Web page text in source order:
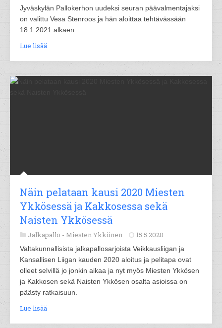
Jyväskylän Pallokerhon uudeksi seuran päävalmentajaksi
on valittu Vesa Stenroos ja hän aloittaa tehtävässään
18.1.2021 alkaen.
Lue lisää
Näin pelataan kausi 2020 Miesten
Ykkösessä ja Kakkosessa sekä
Naisten Ykkösessä
Jalkapallo - Miesten Ykkönen 15.5.2020
Valtakunnallisista jalkapallosarjoista Veikkausliigan ja
Kansallisen Liigan kauden 2020 aloitus ja pelitapa ovat
olleet selvillä jo jonkin aikaa ja nyt myös Miesten Ykkösen
ja Kakkosen sekä Naisten Ykkösen osalta asioissa on
päästy ratkaisuun.
Lue lisää